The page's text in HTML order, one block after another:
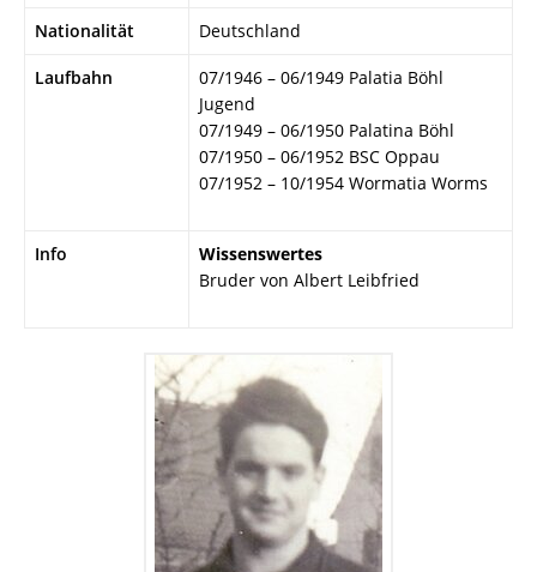
Nationalität Deutschland
Laufbahn
07/1946 – 06/1949 Palatia Böhl
Jugend
07/1949 – 06/1950 Palatina Böhl
07/1950 – 06/1952 BSC Oppau
07/1952 – 10/1954 Wormatia Worms
Info
Wissenswertes
Bruder von Albert Leibfried